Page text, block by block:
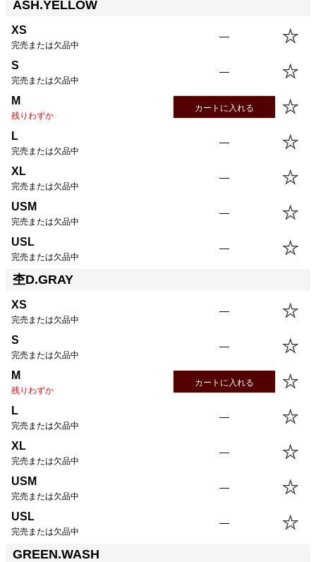
ASH.YELLOW
XS
完売または欠品中
—
S
完売または欠品中
—
M
残りわずか
カートに入れる
L
完売または欠品中
—
XL
完売または欠品中
—
USM
完売または欠品中
—
USL
完売または欠品中
—
杢D.GRAY
XS
完売または欠品中
—
S
完売または欠品中
—
M
残りわずか
カートに入れる
L
完売または欠品中
—
XL
完売または欠品中
—
USM
完売または欠品中
—
USL
完売または欠品中
—
GREEN.WASH